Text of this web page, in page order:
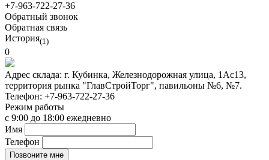
+7-963-722-27-36
Обратный звонок
Обратная связь
История(1)
0
Адрес склада: г. Кубинка, Железнодорожная улица, 1Ас13,
территория рынка "ГлавСтройТорг", павильоны №6, №7.
Телефон: +7-963-722-27-36
Режим работы
с 9:00 до 18:00 ежедневно
Имя
Телефон